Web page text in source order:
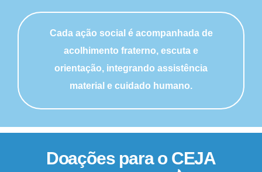
Cada ação social é acompanhada de
acolhimento fraterno, escuta e
orientação, integrando assistência
material e cuidado humano.
Doações para o CEJA